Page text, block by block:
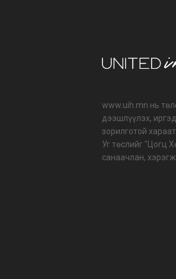
www.uih.mn нь
дээшлүүлэх,
зорилготой
Уг төслийг "Цогц
санаачлан,